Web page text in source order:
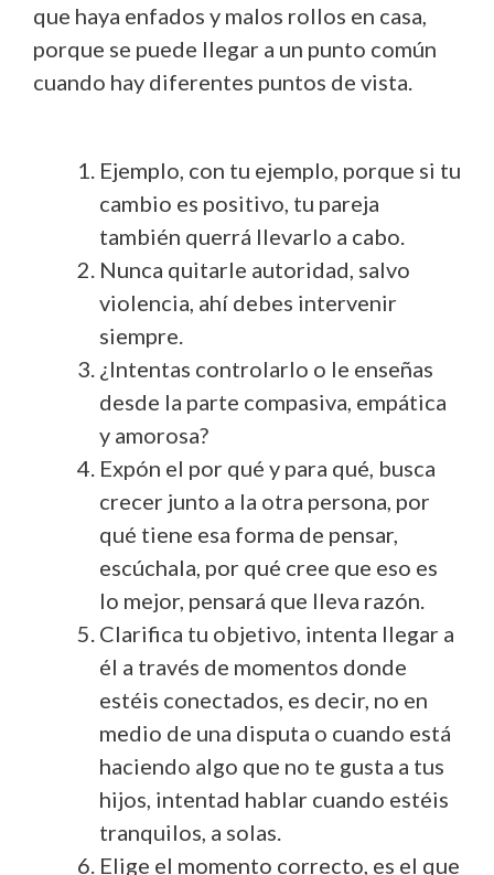
que haya enfados y malos rollos en casa,
porque se puede llegar a un punto común
cuando hay diferentes puntos de vista.
Ejemplo, con tu ejemplo, porque si tu
cambio es positivo, tu pareja
también querrá llevarlo a cabo.
Nunca quitarle autoridad, salvo
violencia, ahí debes intervenir
siempre.
¿Intentas controlarlo o le enseñas
desde la parte compasiva, empática
y amorosa?
Expón el por qué y para qué, busca
crecer junto a la otra persona, por
qué tiene esa forma de pensar,
escúchala, por qué cree que eso es
lo mejor, pensará que lleva razón.
Clarifica tu objetivo, intenta llegar a
él a través de momentos donde
estéis conectados, es decir, no en
medio de una disputa o cuando está
haciendo algo que no te gusta a tus
hijos, intentad hablar cuando estéis
tranquilos, a solas.
Elige el momento correcto, es el que